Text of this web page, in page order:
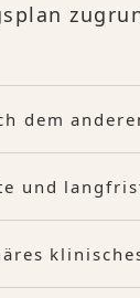
dem
und